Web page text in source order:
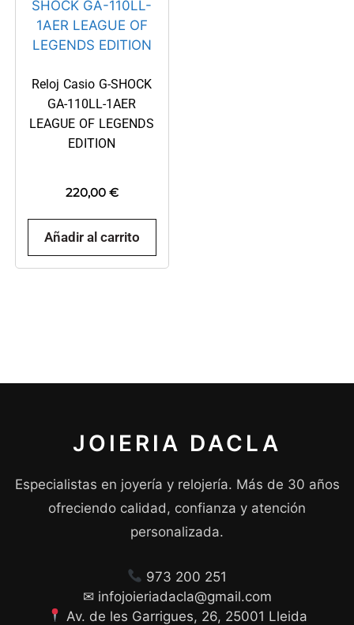
Reloj Casio G-SHOCK
GA-110LL-1AER
LEAGUE OF LEGENDS
EDITION
220,00 €
Añadir al carrito
JOIERIA DACLA
Especialistas en joyería y relojería. Más de 30 años
ofreciendo calidad, confianza y atención
personalizada.
973 200 251
✉ infojoieriadacla@gmail.com
Av. de les Garrigues, 26, 25001 Lleida